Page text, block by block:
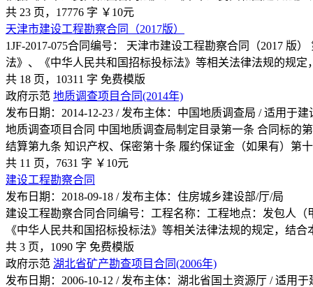
共 23 页，17776 字 ￥10元
天津市建设工程勘察合同（2017版）
1JF-2017-075合同编号： 天津市建设工程勘察合同（2017
法》、《中华人民共和国招标投标法》等相关法律法规的规定
共 18 页，10311 字 免费模版
政府示范 地质调查项目合同(2014年)
发布日期：2014-12-23 / 发布主体：中国地质调查局 / 适用于
地质调查项目合同 中国地质调查局制定目录第一条 合同标的
结算第九条 知识产权、保密第十条 履约保证金（如果有）第
共 11 页，7631 字 ￥10元
建设工程勘察合同
发布日期：2018-09-18 / 发布主体：住房城乡建设部/厅/局
建设工程勘察合同合同编号：工程名称：工程地点：发包人
《中华人民共和国招标投标法》等相关法律法规的规定，结
共 3 页，1090 字 免费模版
政府示范 湖北省矿产勘查项目合同(2006年)
发布日期：2006-10-12 / 发布主体：湖北省国土资源厅 / 适用